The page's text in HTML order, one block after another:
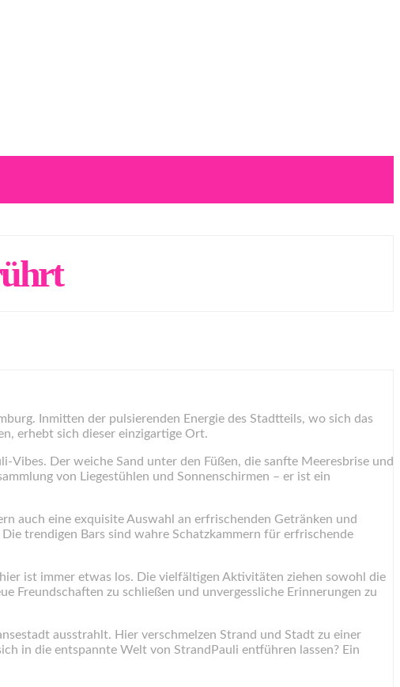
Inmitten der pulsierenden Energie des Stadtteils, wo sich das
erhebt sich dieser einzigartige Ort.
Der weiche Sand unter den Füßen, die sanfte Meeresbrise und
von Liegestühlen und Sonnenschirmen – er ist ein
auch eine exquisite Auswahl an erfrischenden Getränken und
trendigen Bars sind wahre Schatzkammern für erfrischende
ist immer etwas los. Die vielfältigen Aktivitäten ziehen sowohl die
Freundschaften zu schließen und unvergessliche Erinnerungen zu
ausstrahlt. Hier verschmelzen Strand und Stadt zu einer
in die entspannte Welt von StrandPauli entführen lassen? Ein